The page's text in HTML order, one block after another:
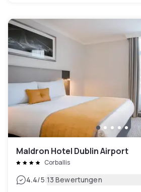
Maldron Hotel Dublin Airport
Corballis
4.4/5|13 Bewertungen